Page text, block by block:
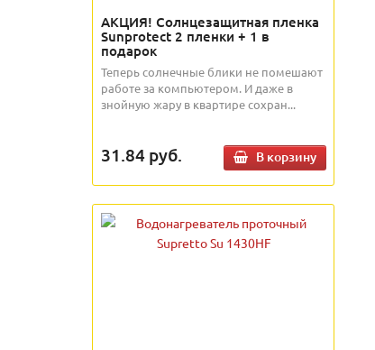
АКЦИЯ! Солнцезащитная пленка
Sunprotect 2 пленки + 1 в
подарок
Теперь солнечные блики не помешают
работе за компьютером. И даже в
знойную жару в квартире сохран...
31.84 руб. В корзину